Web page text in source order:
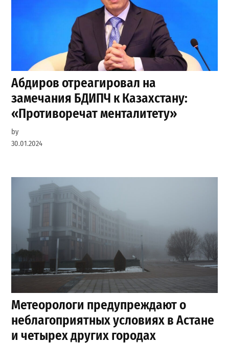
Абдиров отреагировал на
замечания БДИПЧ к Казахстану:
«Противоречат менталитету»
by
30.01.2024
Метеорологи предупреждают о
неблагоприятных условиях в Астане
и четырех других городах